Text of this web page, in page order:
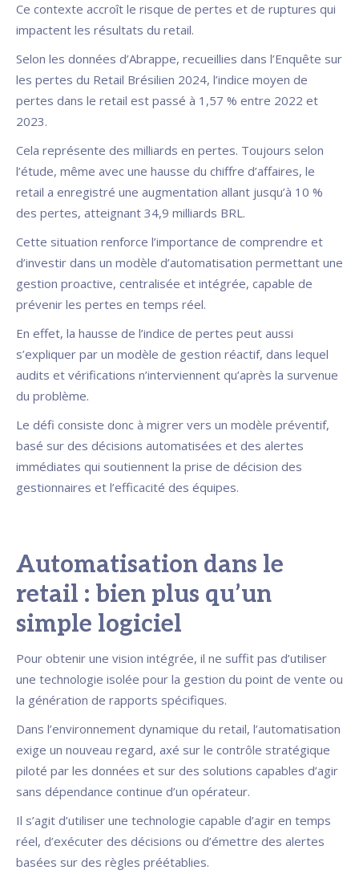
Ce contexte accroît le risque de pertes et de ruptures qui
impactent les résultats du retail.
Selon les données d’Abrappe, recueillies dans l’Enquête sur
les pertes du Retail Brésilien 2024, l’indice moyen de
pertes dans le retail est passé à 1,57 % entre 2022 et
2023.
Cela représente des milliards en pertes. Toujours selon
l’étude, même avec une hausse du chiffre d’affaires, le
retail a enregistré une augmentation allant jusqu’à 10 %
des pertes, atteignant 34,9 milliards BRL.
Cette situation renforce l’importance de comprendre et
d’investir dans un modèle d’automatisation permettant une
gestion proactive, centralisée et intégrée, capable de
prévenir les pertes en temps réel.
En effet, la hausse de l’indice de pertes peut aussi
s’expliquer par un modèle de gestion réactif, dans lequel
audits et vérifications n’interviennent qu’après la survenue
du problème.
Le défi consiste donc à migrer vers un modèle préventif,
basé sur des décisions automatisées et des alertes
immédiates qui soutiennent la prise de décision des
gestionnaires et l’efficacité des équipes. ‍
Automatisation dans le
retail : bien plus qu’un
simple logiciel
Pour obtenir une vision intégrée, il ne suffit pas d’utiliser
une technologie isolée pour la gestion du point de vente ou
la génération de rapports spécifiques.
Dans l’environnement dynamique du retail, l’automatisation
exige un nouveau regard, axé sur le contrôle stratégique
piloté par les données et sur des solutions capables d’agir
sans dépendance continue d’un opérateur.
Il s’agit d’utiliser une technologie capable d’agir en temps
réel, d’exécuter des décisions ou d’émettre des alertes
basées sur des règles préétablies.